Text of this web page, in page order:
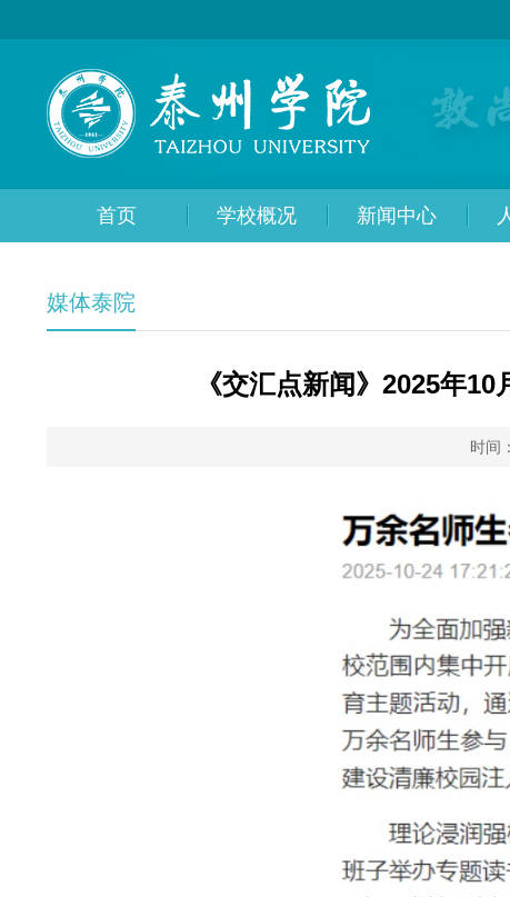
首页 学校概况 新闻中心
媒体泰院
《交汇点新闻》2025年
时间